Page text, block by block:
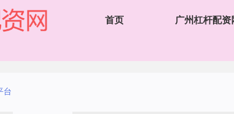
首页 广州杠杆配资
台